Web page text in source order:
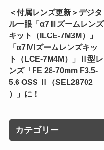
＜付属レンズ更新＞デジタ
ル一眼「α7Ⅲズームレンズ
キット（ILCE-7M3M）」
「α7ⅣIズームレンズキッ
ト（LCE-7M4M）」Ⅱ型レ
ンズ「FE 28-70mm F3.5-
5.6 OSS Ⅱ（SEL28702
）」に！
カテゴリー